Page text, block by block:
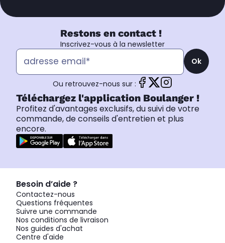
Restons en contact !
Inscrivez-vous à la newsletter
Ok
Ou retrouvez-nous sur :
Téléchargez l'application Boulanger !
Profitez d'avantages exclusifs, du suivi de votre
commande, de conseils d'entretien et plus
encore.
Besoin d’aide ?
Contactez-nous
Questions fréquentes
Suivre une commande
Nos conditions de livraison
Nos guides d'achat
Centre d'aide